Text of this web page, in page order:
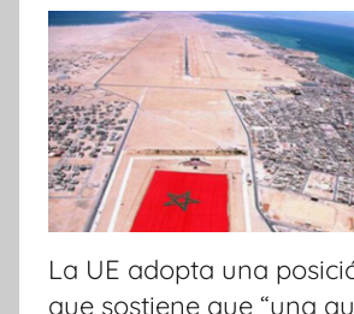
t
c
i
a
s
La UE adopta una
que sostiene que “una